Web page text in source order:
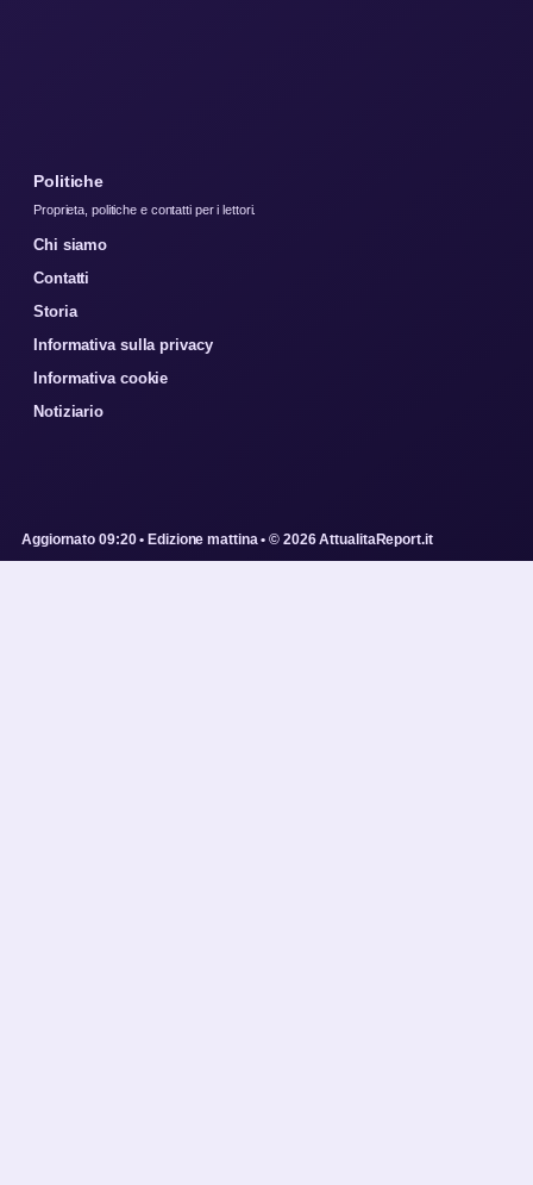
Politiche
Proprieta, politiche e contatti per i lettori.
Chi siamo
Contatti
Storia
Informativa sulla privacy
Informativa cookie
Notiziario
Aggiornato 09:20 • Edizione mattina • © 2026 AttualitaReport.it